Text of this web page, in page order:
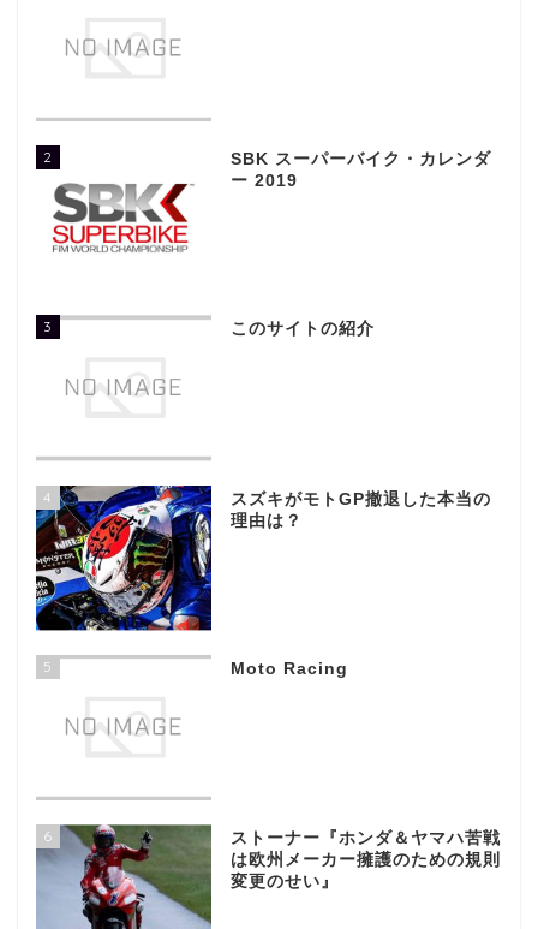
2
SBK スーパーバイク・カレンダ
ー 2019
3 このサイトの紹介
4
スズキがモトGP撤退した本当の
理由は？
5 Moto Racing
6
ストーナー『ホンダ＆ヤマハ苦戦
は欧州メーカー擁護のための規則
変更のせい』